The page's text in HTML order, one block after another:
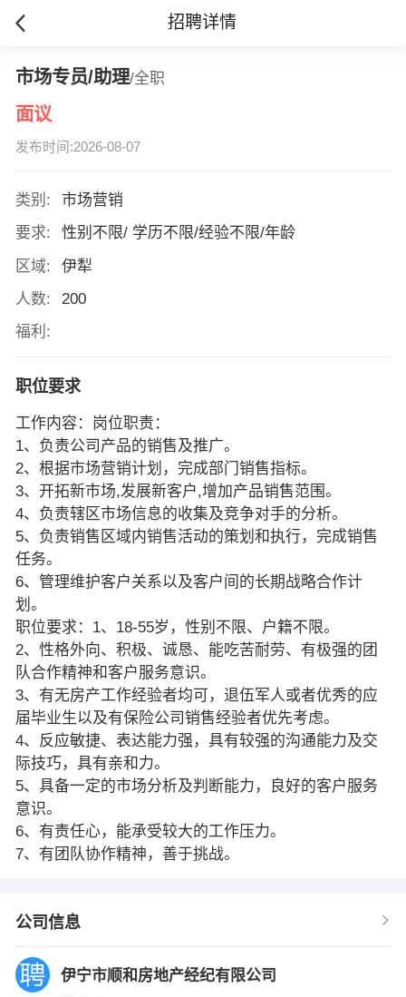
招聘详情
市场专员/助理/全职
面议
发布时间:2026-08-07
类别:
市场营销
要求:
性别不限/ 学历不限/经验不限/年龄
区域:
伊犁
人数:
200
福利:
职位要求
工作内容：岗位职责：
1、负责公司产品的销售及推广。
2、根据市场营销计划，完成部门销售指标。
3、开拓新市场,发展新客户,增加产品销售范围。
4、负责辖区市场信息的收集及竞争对手的分析。
5、负责销售区域内销售活动的策划和执行，完成销售
任务。
6、管理维护客户关系以及客户间的长期战略合作计
划。
职位要求：1、18-55岁，性别不限、户籍不限。
2、性格外向、积极、诚恳、能吃苦耐劳、有极强的团
队合作精神和客户服务意识。
3、有无房产工作经验者均可，退伍军人或者优秀的应
届毕业生以及有保险公司销售经验者优先考虑。
4、反应敏捷、表达能力强，具有较强的沟通能力及交
际技巧，具有亲和力。
5、具备一定的市场分析及判断能力，良好的客户服务
意识。
6、有责任心，能承受较大的工作压力。
7、有团队协作精神，善于挑战。
公司信息
伊宁市顺和房地产经纪有限公司